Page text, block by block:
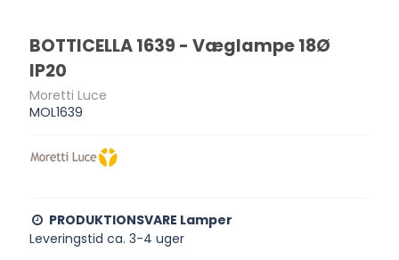
BOTTICELLA 1639 - Væglampe 18Ø
IP20
Moretti Luce
MOL1639
PRODUKTIONSVARE Lamper
Leveringstid ca. 3-4 uger